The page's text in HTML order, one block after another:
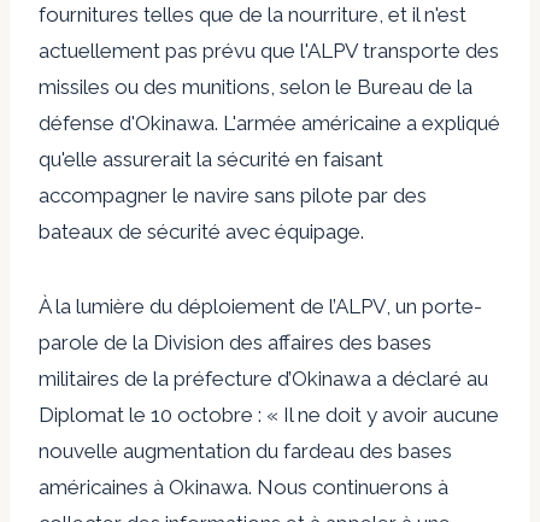
fournitures telles que de la nourriture, et il n'est
actuellement pas prévu que l'ALPV transporte des
missiles ou des munitions, selon le Bureau de la
défense d'Okinawa. L'armée américaine a expliqué
qu'elle assurerait la sécurité en faisant
accompagner le navire sans pilote par des
bateaux de sécurité avec équipage.
À la lumière du déploiement de l’ALPV, un porte-
parole de la Division des affaires des bases
militaires de la préfecture d’Okinawa a déclaré au
Diplomat le 10 octobre : « Il ne doit y avoir aucune
nouvelle augmentation du fardeau des bases
américaines à Okinawa. Nous continuerons à